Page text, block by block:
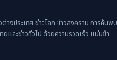
างประเทศ ข่าวโลก ข่าวสงคราม การค้นพบ
และข่าวทั่วไป ด้วยความรวดเร็ว แม่นยำ